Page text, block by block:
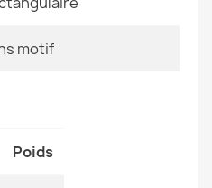
extérieur beige foncé -
Kabis_21041
motif
Poids